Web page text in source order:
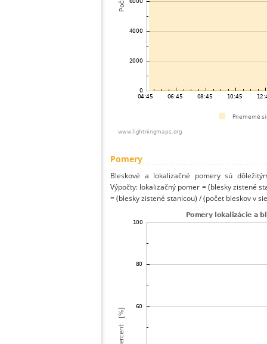
Pomery
Bleskové a lokalizačné pomery sú
Výpočty: lokalizačný pomer = (blesky zistené
= (blesky zistené stanicou) / (počet bleskov v